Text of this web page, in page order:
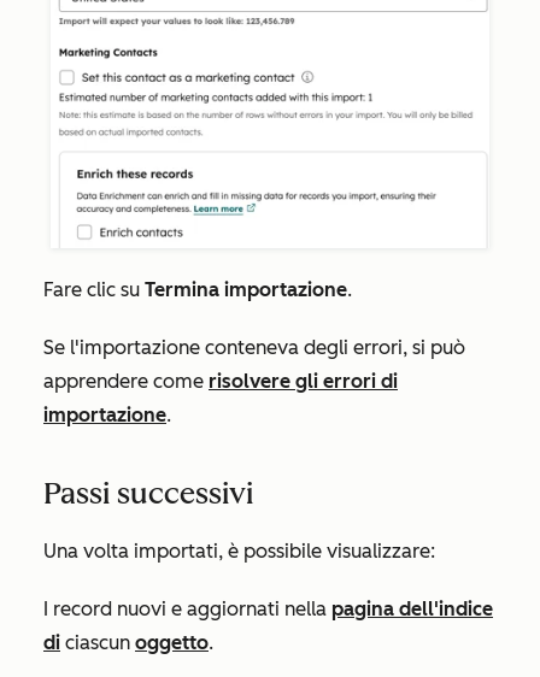
Fare clic su Termina importazione.
Se l'importazione conteneva degli errori, si può
apprendere come risolvere gli errori di
importazione.
Passi successivi
Una volta importati, è possibile visualizzare:
I record nuovi e aggiornati nella pagina dell'indice
di ciascun oggetto.